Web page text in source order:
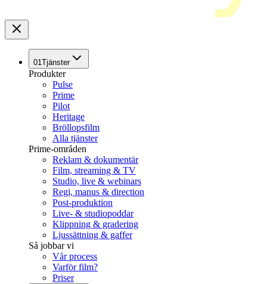
01Tjänster
Produkter
Pulse
Prime
Pilot
Heritage
Bröllopsfilm
Alla tjänster
Prime-områden
Reklam & dokumentär
Film, streaming & TV
Studio, live & webinars
Regi, manus & direction
Post-produktion
Live- & studiopoddar
Klippning & gradering
Ljussättning & gaffer
Så jobbar vi
Vår process
Varför film?
Priser